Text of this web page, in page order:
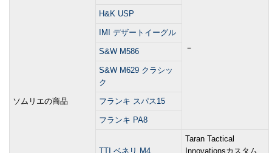
ソムリエの商品
－
H&K USP
IMI デザートイーグル
S&W M586
S&W M629 クラシッ
ク
フランキ スパス15
フランキ PA8
TTI ベネリ M4
Taran Tactical
Innovationsカスタム